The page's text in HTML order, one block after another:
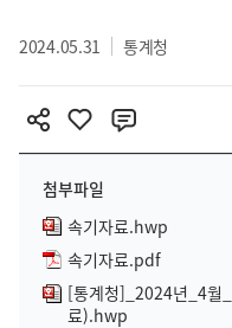
역2024.05.31 통계청
첨부파일
속기자료.hwp
속기자료.pdf
[통계청]_2024년_4월
료).hwp